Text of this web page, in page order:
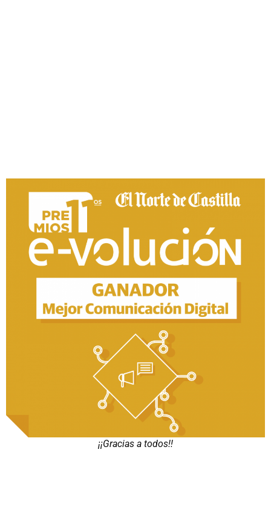
¡¡Gracias a todos!!